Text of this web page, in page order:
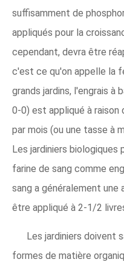
suffisamment de
appliqués pour la
cependant, devra être
c'est ce qu'on appelle la
grands jardins, l'engrais à
0-0) est appliqué à raison
par mois (ou une tasse à
Les jardiniers biologiques
farine de sang comme
sang a généralement
être appliqué à 2-1/2
Les jardiniers doivent
formes de matière